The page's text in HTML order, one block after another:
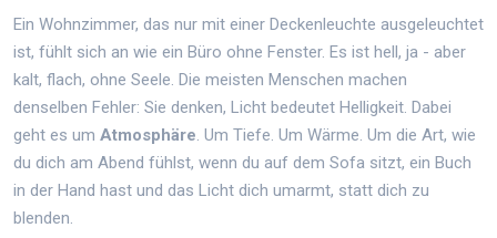
Ein Wohnzimmer, das nur mit einer Deckenleuchte ausgeleuchtet
ist, fühlt sich an wie ein Büro ohne Fenster. Es ist hell, ja - aber
kalt, flach, ohne Seele. Die meisten Menschen machen
denselben Fehler: Sie denken, Licht bedeutet Helligkeit. Dabei
geht es um Atmosphäre . Um Tiefe. Um Wärme. Um die Art, wie
du dich am Abend fühlst, wenn du auf dem Sofa sitzt, ein Buch
in der Hand hast und das Licht dich umarmt, statt dich zu
blenden.